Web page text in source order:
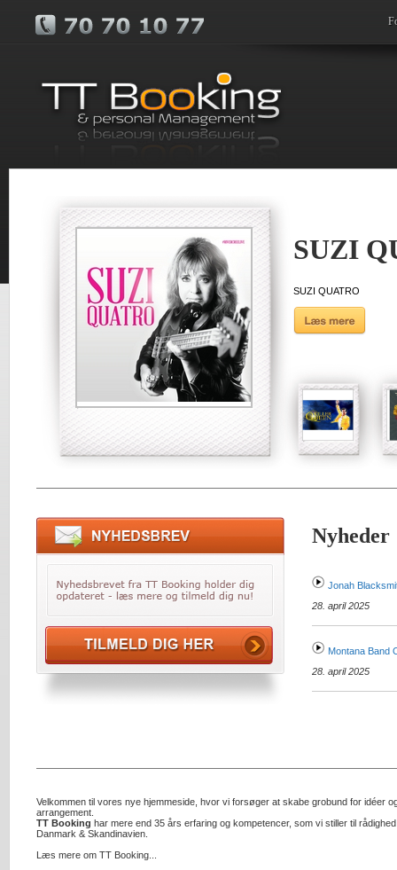
SUZI
SUZI QUATRO
Nyheder
Jonah
28. april 2025
Montana Band
28. april 2025
Velkommen til vores nye hjemmeside, hvor vi forsøger at skabe grobund for idéer
arrangement.
TT Booking har mere end 35 års erfaring og kompetencer, som vi stiller til
Danmark & Skandinavien.
Læs mere om TT Booking...